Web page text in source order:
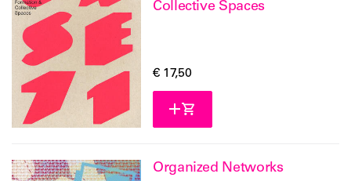
Collective Spaces
€ 17,50
Organized Networks